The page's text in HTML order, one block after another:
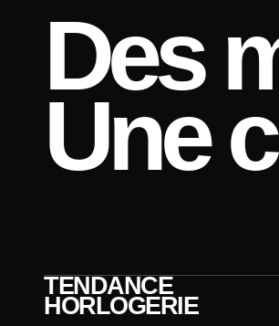
Des
Une
TENDANCE
HORLOGERIE